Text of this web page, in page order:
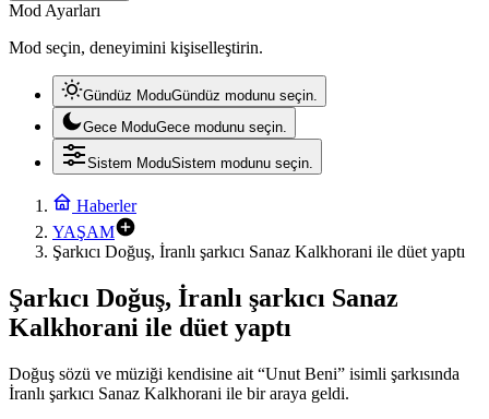
Mod Ayarları
Mod seçin, deneyimini kişiselleştirin.
Gündüz ModuGündüz modunu seçin.
Gece ModuGece modunu seçin.
Sistem ModuSistem modunu seçin.
Haberler
YAŞAM
Şarkıcı Doğuş, İranlı şarkıcı Sanaz Kalkhorani ile düet yaptı
Şarkıcı Doğuş, İranlı şarkıcı Sanaz
Kalkhorani ile düet yaptı
Doğuş sözü ve müziği kendisine ait “Unut Beni” isimli şarkısında
İranlı şarkıcı Sanaz Kalkhorani ile bir araya geldi.